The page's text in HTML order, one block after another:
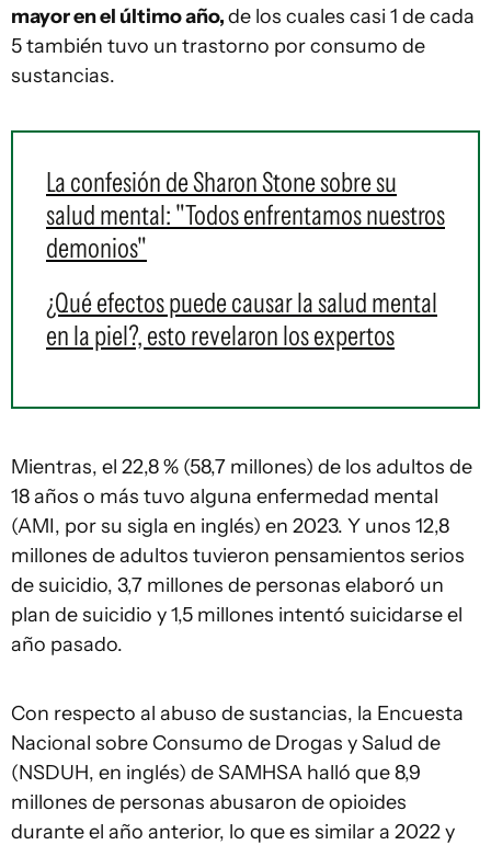
mayor en el último año,de los cuales casi 1 de cada
5 también tuvo un trastorno por consumo de
sustancias.
La confesión de Sharon Stone sobre su
salud mental: "Todos enfrentamos nuestros
demonios"
¿Qué efectos puede causar la salud mental
en la piel?, esto revelaron los expertos
Mientras, el 22,8 % (58,7 millones) de los adultos de
18 años o más tuvo alguna enfermedad mental
(AMI, por su sigla en inglés) en 2023. Y unos 12,8
millones de adultos tuvieron pensamientos serios
de suicidio, 3,7 millones de personas elaboró un
plan de suicidio y 1,5 millones intentó suicidarse el
año pasado.
Con respecto al abuso de sustancias, la Encuesta
Nacional sobre Consumo de Drogas y Salud de
(NSDUH, en inglés) de SAMHSA halló que 8,9
millones de personas abusaron de opioides
durante el año anterior, lo que es similar a 2022 y